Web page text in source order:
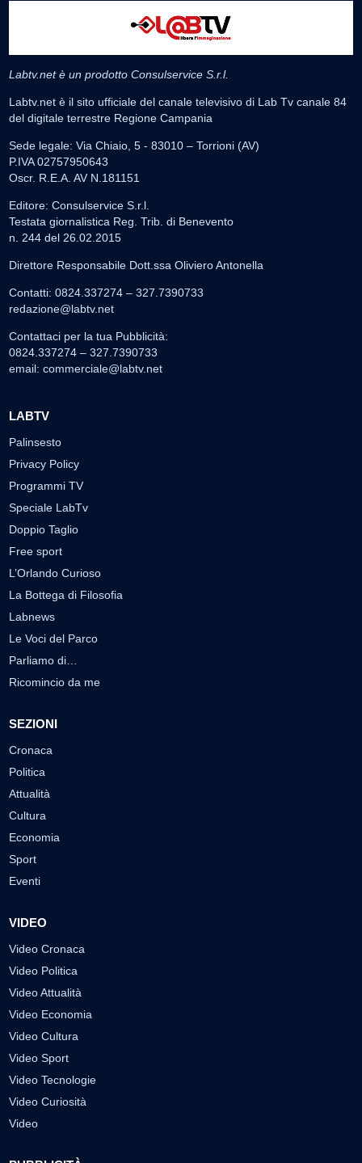
Labtv.net è un prodotto Consulservice S.r.l.
Labtv.net è il sito ufficiale del canale televisivo di Lab Tv canale 84
del digitale terrestre Regione Campania
Sede legale: Via Chiaio, 5 - 83010 – Torrioni (AV)
P.IVA 02757950643
Oscr. R.E.A. AV N.181151
Editore: Consulservice S.r.l.
Testata giornalistica Reg. Trib. di Benevento
n. 244 del 26.02.2015
Direttore Responsabile Dott.ssa Oliviero Antonella
Contatti: 0824.337274 – 327.7390733
redazione@labtv.net
Contattaci per la tua Pubblicità:
0824.337274 – 327.7390733
email: commerciale@labtv.net
LABTV
Palinsesto
Privacy Policy
Programmi TV
Speciale LabTv
Doppio Taglio
Free sport
L’Orlando Curioso
La Bottega di Filosofia
Labnews
Le Voci del Parco
Parliamo di…
Ricomincio da me
SEZIONI
Cronaca
Politica
Attualità
Cultura
Economia
Sport
Eventi
VIDEO
Video Cronaca
Video Politica
Video Attualità
Video Economia
Video Cultura
Video Sport
Video Tecnologie
Video Curiosità
Video